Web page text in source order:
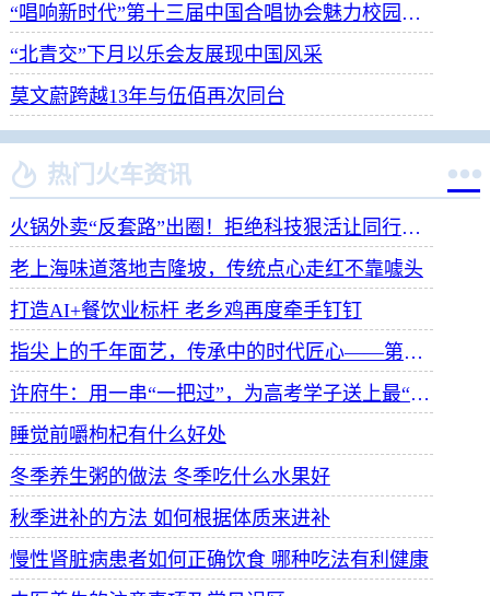
“唱响新时代”第十三届中国合唱协会魅力校园合唱展演开幕
“北青交”下月以乐会友展现中国风采
莫文蔚跨越13年与伍佰再次同台
 热门火车资讯 
火锅外卖“反套路”出圈！拒绝科技狠活让同行颤抖
老上海味道落地吉隆坡，传统点心走红不靠噱头
打造AI+餐饮业标杆 老乡鸡再度牵手钉钉
指尖上的千年面艺，传承中的时代匠心——第八届“安琪酵母杯”中华发酵面食大赛武汉赛区开赛
许府牛：用一串“一把过”，为高考学子送上最“牛”祝福
睡觉前嚼枸杞有什么好处
冬季养生粥的做法 冬季吃什么水果好
秋季进补的方法 如何根据体质来进补
慢性肾脏病患者如何正确饮食 哪种吃法有利健康